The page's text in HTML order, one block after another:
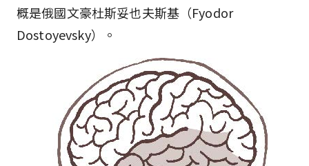
概是俄國文豪杜斯妥也夫斯基（Fyodor
Dostoyevsky）。